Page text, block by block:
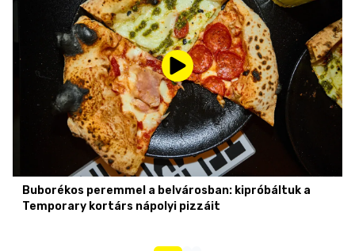
Buborékos peremmel a belvárosban: kipróbáltuk a
Temporary kortárs nápolyi pizzáit